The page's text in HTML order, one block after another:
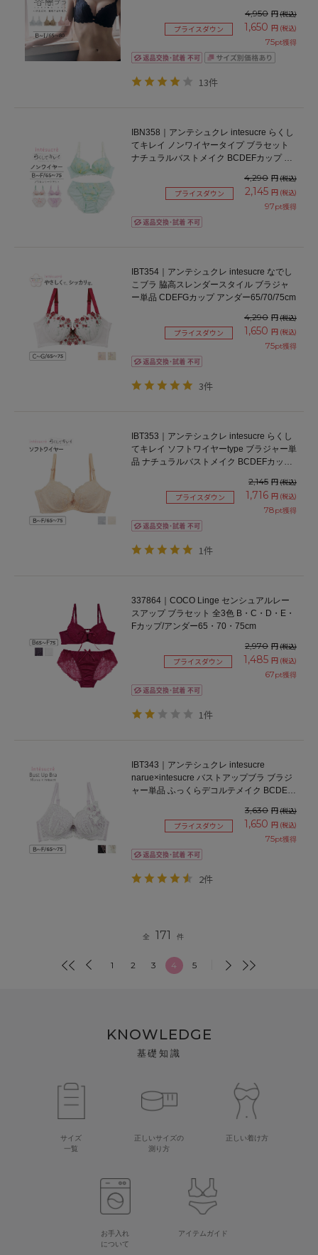
4,950 円(税込)
プライスダウン 1,650 円 (税込)
75pt獲得
13件
IBN358｜アンテシュクレ intesucre らくし
てキレイ ノンワイヤータイプ ブラセット
ナチュラルバストメイク BCDEFカップ ア
4,290 円(税込)
プライスダウン 2,145 円 (税込)
97pt獲得
IBT354｜アンテシュクレ intesucre なでし
こブラ 脇高スレンダースタイル ブラジャ
ー単品 CDEFGカップ アンダー65/70/75cm
4,290 円(税込)
プライスダウン 1,650 円 (税込)
75pt獲得
3件
IBT353｜アンテシュクレ intesucre らくし
てキレイ ソフトワイヤーtype ブラジャー単
品 ナチュラルバストメイク BCDEFカップ
2,145 円(税込)
プライスダウン 1,716 円 (税込)
78pt獲得
1件
337864｜COCO Linge センシュアルレー
スアップ ブラセット 全3色 B・C・D・E・
Fカップ/アンダー65・70・75cm
2,970 円(税込)
プライスダウン 1,485 円 (税込)
67pt獲得
1件
IBT343｜アンテシュクレ intesucre
narue×intesucre バストアップブラ ブラジ
ャー単品 ふっくらデコルテメイク BCDEF
3,630 円(税込)
プライスダウン 1,650 円 (税込)
75pt獲得
2件
全 171 件
1 2 3 4 5
KNOWLEDGE
基礎知識
サイズ
一覧
正しいサイズの
測り方
正しい着け方
お手入れ
について
アイテムガイド